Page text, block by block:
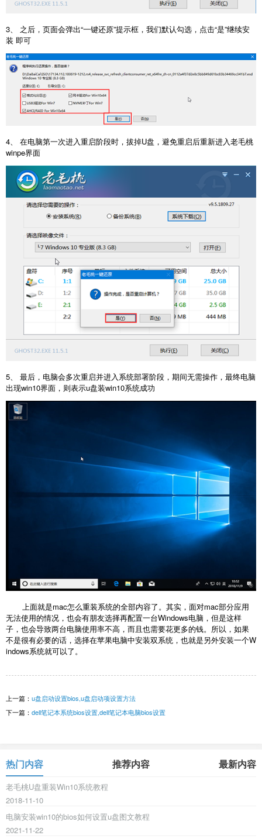
3、 之后，页面会弹出“一键还原”提示框，我们默认勾选，点击“是”继续安
装 即可
4、 在电脑第一次进入重启阶段时，拔掉U盘，避免重启后重新进入老毛桃
winpe界面
5、 最后，电脑会多次重启并进入系统部署阶段，期间无需操作，最终电脑
出现win10界面，则表示u盘装win10系统成功
上面就是mac怎么重装系统的全部内容了。其实，面对mac部分应用
无法使用的情况，也会有朋友选择再配置一台Windows电脑，但是这样
子，也会导致两台电脑使用率不高，而且也需要花更多的钱。所以，如果
不是很有必要的话，选择在苹果电脑中安装双系统，也就是另外安装一个W
indows系统就可以了。
上一篇： u盘启动设置bios,u盘启动项设置方法
下一篇： dell笔记本系统bios设置,dell笔记本电脑bios设置
热门内容 推荐内容 最新内容
老毛桃U盘重装Win10系统教程
2018-11-10
电脑安装win10的bios如何设置u盘图文教程
2021-11-22